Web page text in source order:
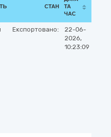
СТАН
ТА
ЧАС
Експортовано:
22-06-
2026,
10:23:09